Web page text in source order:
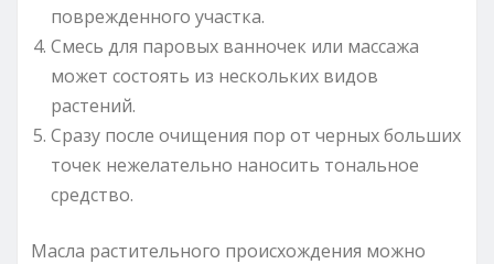
поврежденного участка.
Смесь для паровых ванночек или массажа
может состоять из нескольких видов
растений.
Сразу после очищения пор от черных больших
точек нежелательно наносить тональное
средство.
Масла растительного происхождения можно